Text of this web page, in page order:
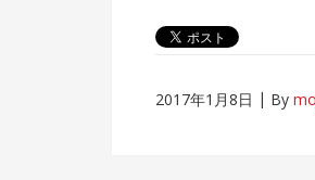
2017年1月8日 By